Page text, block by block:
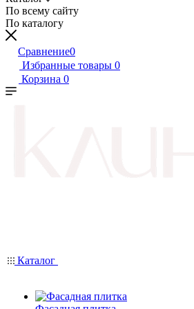
По всему сайту
По каталогу
Сравнение0
Избранные товары 0
Корзина 0
Каталог